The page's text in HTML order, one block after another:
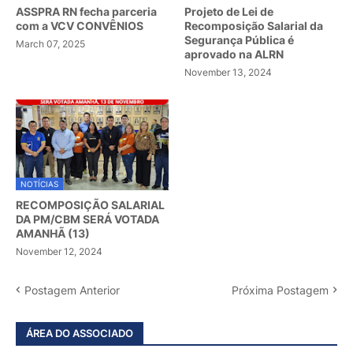
ASSPRA RN fecha parceria
com a VCV CONVÊNIOS
March 07, 2025
Projeto de Lei de
Recomposição Salarial da
Segurança Pública é
aprovado na ALRN
November 13, 2024
NOTÍCIAS
RECOMPOSIÇÃO SALARIAL
DA PM/CBM SERÁ VOTADA
AMANHÃ (13)
November 12, 2024
Postagem Anterior Próxima Postagem
ÁREA DO ASSOCIADO